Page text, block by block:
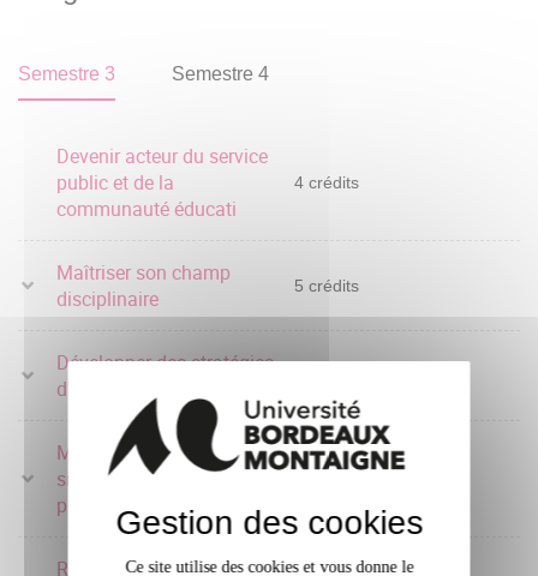
Semestre 3 Semestre 4
Devenir acteur du service
public et de la
communauté éducati
4 crédits
Maîtriser son champ
disciplinaire
5 crédits
Développer des stratégies
d'enseignement
Mettre en oeuvre des
situations
professionnelles
Renforcer la pratique
Gestion des cookies
Ce site utilise des cookies et vous donne le